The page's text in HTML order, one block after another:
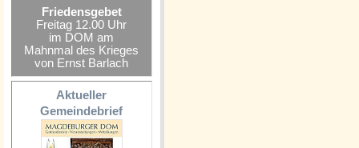
Friedensgebet
Freitag 12.00 Uhr
im DOM am
Mahnmal des Krieges
von Ernst Barlach
Aktueller
Gemeindebrief